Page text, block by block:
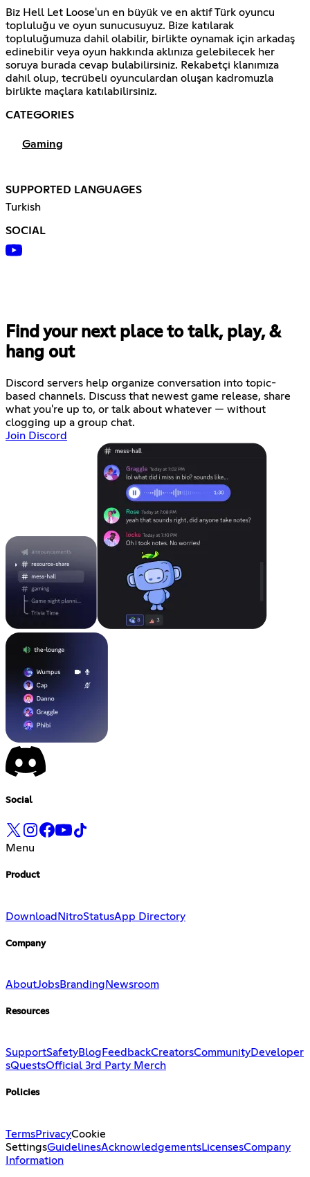
Biz Hell Let Loose'un en büyük ve en aktif Türk oyuncu
topluluğu ve oyun sunucusuyuz. Bize katılarak
topluluğumuza dahil olabilir, birlikte oynamak için arkadaş
edinebilir veya oyun hakkında aklınıza gelebilecek her
soruya burada cevap bulabilirsiniz. Rekabetçi klanımıza
dahil olup, tecrübeli oyunculardan oluşan kadromuzla
birlikte maçlara katılabilirsiniz.
CATEGORIES
Gaming
SUPPORTED LANGUAGES
Turkish
SOCIAL
Find your next place to talk, play, &
hang out
Discord servers help organize conversation into topic-
based channels. Discuss that newest game release, share
what you're up to, or talk about whatever — without
clogging up a group chat.
Join Discord
Social
Menu
Product
DownloadNitroStatusApp Directory
Company
AboutJobsBranding Newsroom
Resources
SupportSafetyBlog FeedbackCreatorsCommunityDeveloper
sQuestsOfficial 3rd Party Merch
Policies
TermsPrivacyCookie
SettingsGuidelinesAcknowledgementsLicensesCompany
Information